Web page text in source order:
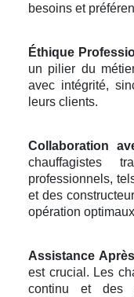
besoins et
Éthique
un pilier du
avec intégrité,
leurs clients.
Collaboration
chauffagistes
professionnels,
et des
opération
Assistance
est crucial. Les
continu et des